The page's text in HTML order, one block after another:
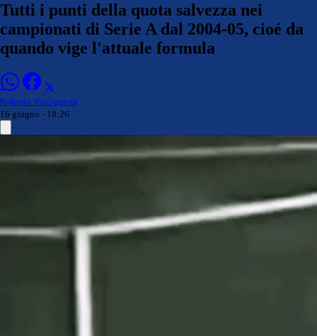
Tutti i punti della quota salvezza nei
campionati di Serie A dal 2004-05, cioé da
quando vige l'attuale formula
Roberto Vinciguerra
16 giugno - 18:26